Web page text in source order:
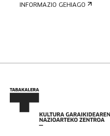
INFORMAZIO GEHIAGO